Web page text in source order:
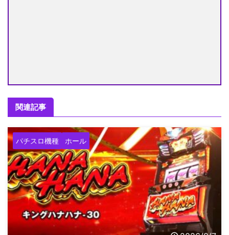
関連記事
パチスロ機種 ホール